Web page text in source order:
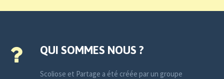
QUI SOMMES NOUS ?
Scoliose et Partage a été créée par un groupe